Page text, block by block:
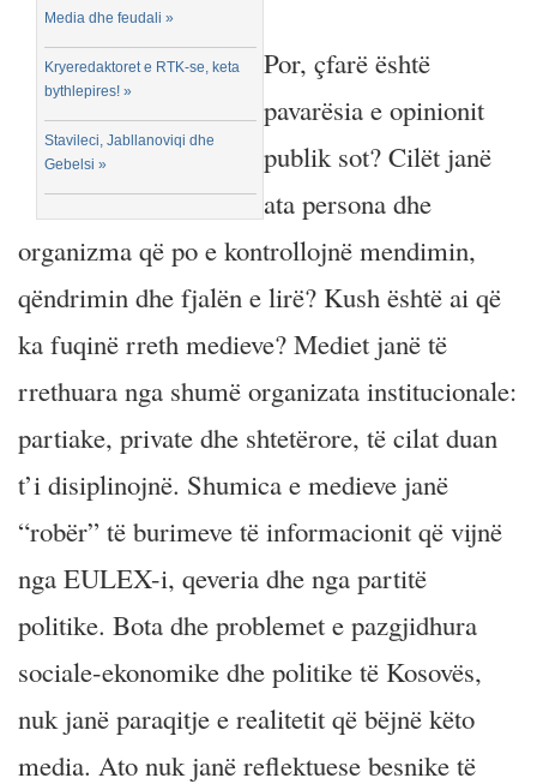
Media dhe feudali »
Kryeredaktoret e RTK-se, keta
bythlepires! »
Stavileci, Jabllanoviqi dhe
Gebelsi »
Por, çfarë është
pavarësia e opinionit
publik sot? Cilët janë
ata persona dhe
organizma që po e kontrollojnë mendimin,
qëndrimin dhe fjalën e lirë? Kush është ai që
ka fuqinë rreth medieve? Mediet janë të
rrethuara nga shumë organizata institucionale:
partiake, private dhe shtetërore, të cilat duan
t’i disiplinojnë. Shumica e medieve janë
“robër” të burimeve të informacionit që vijnë
nga EULEX-i, qeveria dhe nga partitë
politike. Bota dhe problemet e pazgjidhura
sociale-ekonomike dhe politike të Kosovës,
nuk janë paraqitje e realitetit që bëjnë këto
media. Ato nuk janë reflektuese besnike të